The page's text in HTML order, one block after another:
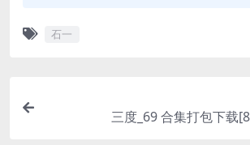
石一
三度_69 合集打包下载